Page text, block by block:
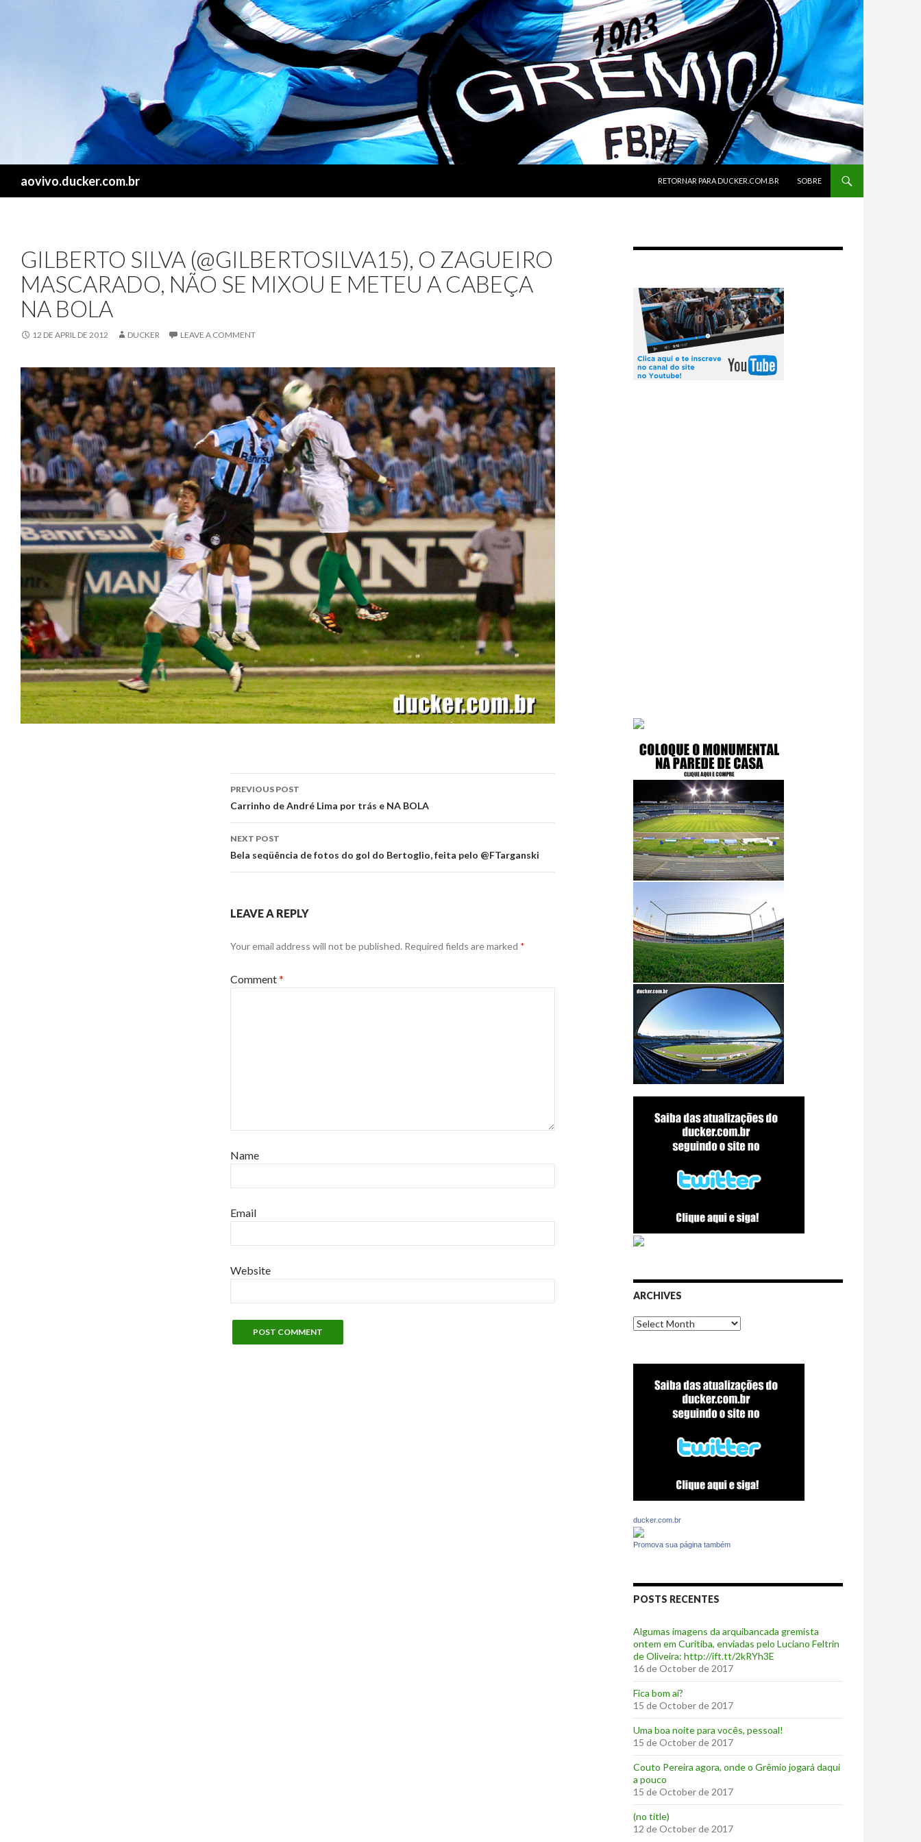
aovivo.ducker.com.br
RETORNAR PARA DUCKER.COM.BR
SOBRE
GILBERTO SILVA (@GILBERTOSILVA15), O ZAGUEIRO
MASCARADO, NÃO SE MIXOU E METEU A CABEÇA
NA BOLA
12 DE APRIL DE 2012 DUCKER LEAVE A COMMENT
Post
navigation
PREVIOUS POST
Carrinho de André Lima por trás e NA BOLA
NEXT POST
Bela seqüência de fotos do gol do Bertoglio, feita pelo @FTarganski
LEAVE A REPLY
Your email address will not be published. Required fields are marked *
Comment*
Name
Email
Website
ARCHIVES
Archives
ducker.com.br
Promova sua página também
POSTS RECENTES
Algumas imagens da arquibancada gremista
ontem em Curitiba, enviadas pelo Luciano Feltrin
de Oliveira: http://ift.tt/2kRYh3E
16 de October de 2017
‪Fica bom aí?‬
15 de October de 2017
Uma boa noite para vocês, pessoal!
15 de October de 2017
‪Couto Pereira agora, onde o Grêmio jogará daqui
a pouco ‬
15 de October de 2017
(no title)
12 de October de 2017